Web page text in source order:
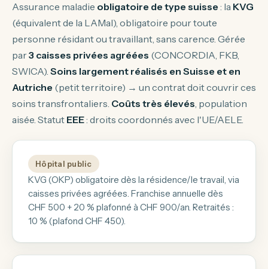
Assurance maladie obligatoire de type suisse : la KVG
(équivalent de la LAMal), obligatoire pour toute
personne résidant ou travaillant, sans carence. Gérée
par3 caisses privées agréées (CONCORDIA, FKB,
SWICA). Soins largement réalisés en Suisse et en
Autriche (petit territoire) → un contrat doit couvrir ces
soins transfrontaliers. Coûts très élevés, population
aisée. Statut EEE: droits coordonnés avec l'UE/AELE.
Hôpital public
KVG (OKP) obligatoire dès la résidence/le travail, via
caisses privées agréées. Franchise annuelle dès
CHF 500 + 20 % plafonné à CHF 900/an. Retraités :
10 % (plafond CHF 450).